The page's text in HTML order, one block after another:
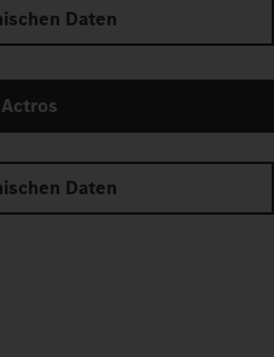
Daten
Daten